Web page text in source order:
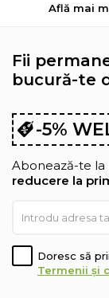
Află mai
Fii
bucură-te
-5%
Abonează-te
reducere la
Doresc să
Termenii și